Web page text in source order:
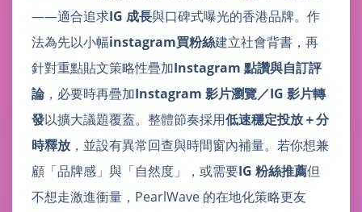
——適合追求IG 成長與口碑式曝光的香港品牌。作
法為先以小幅instagram買粉絲建立社會背書，再
針對重點貼文策略性疊加Instagram 點讚與自訂評
論，必要時再疊加Instagram 影片瀏覽／IG 影片轉
發以擴大議題覆蓋。整體節奏採用低速穩定投放＋分
時釋放 ，並設有異常回查與時間窗內補量。若你想兼
顧「品牌感」與「自然度」，或需要IG 粉絲推薦但
不想走激進衝量，PearlWave 的在地化策略更友